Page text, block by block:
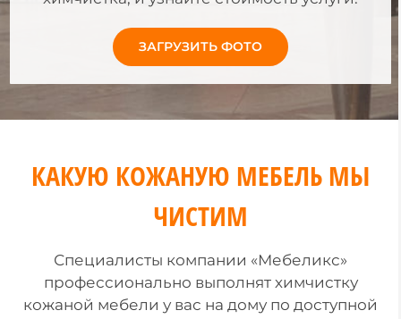
ЗАГРУЗИТЬ ФОТО
КАКУЮ КОЖАНУЮ МЕБЕЛЬ МЫ
ЧИСТИМ
Специалисты компании «Мебеликс»
профессионально выполнят химчистку
кожаной мебели у вас на дому по доступной